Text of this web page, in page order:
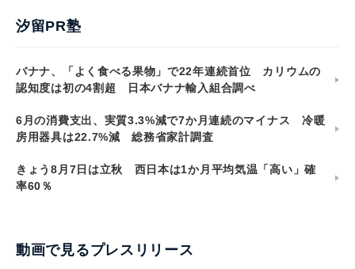
汐留PR塾
バナナ、「よく食べる果物」で22年連続首位 カリウムの
認知度は初の4割超 日本バナナ輸入組合調べ
6月の消費支出、実質3.3%減で7か月連続のマイナス 冷暖
房用器具は22.7%減 総務省家計調査
きょう8月7日は立秋 西日本は1か月平均気温「高い」確
率60％
動画で見るプレスリリース